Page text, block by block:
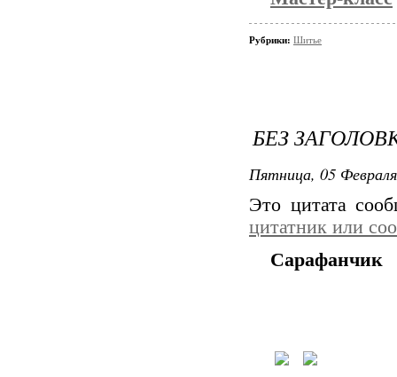
Рубрики: Шитье
БЕЗ
Пятница, 05
Это цитата
цитатник или
Сарафанчик